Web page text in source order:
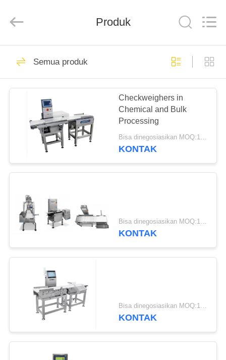
RUMAH
PRODUK
TENTANG
KAMI
TUR
KONTROL
KUALITAS
HUBUNGI
PERMINTAAN
CO.,LTD.
Jembatan Timbang
Tugas Berat
Truk
49
Jembatan timbang
portabel
Produk
Semua produk
Checkweighers in
Chemical and Bulk
Processing
Bisa dinegosiasikan MOQ:1 set
KONTAK
Bisa dinegosiasikan MOQ:1 set
KONTAK
Bisa dinegosiasikan MOQ:1 set
KONTAK